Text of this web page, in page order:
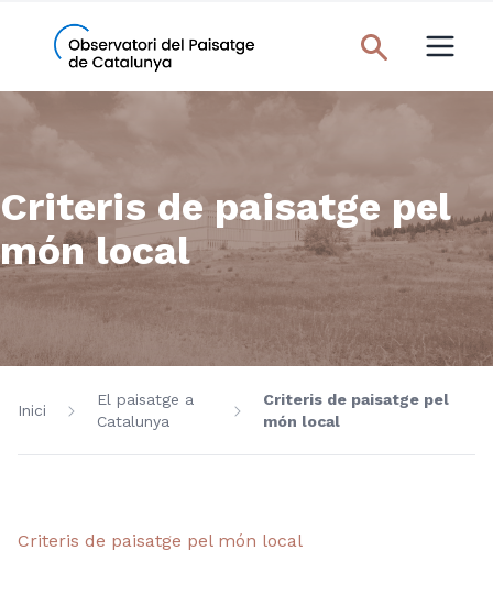
Criteris de paisatge pel
món local
Inici
El paisatge a
Catalunya
Criteris de paisatge pel
món local
Criteris de paisatge pel món local